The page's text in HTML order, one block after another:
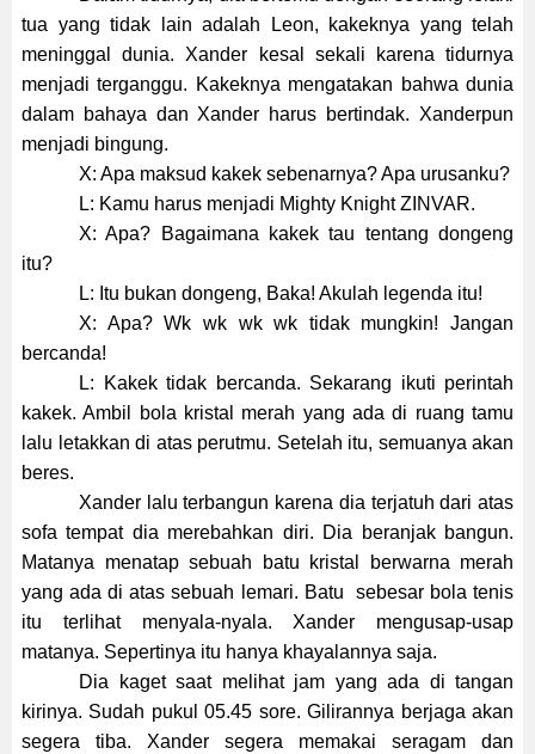
tua yang tidak lain adalah Leon, kakeknya yang telah
meninggal dunia. Xander kesal sekali karena tidurnya
menjadi terganggu. Kakeknya mengatakan bahwa dunia
dalam bahaya dan Xander harus bertindak. Xanderpun
menjadi bingung.
X: Apa maksud kakek sebenarnya? Apa urusanku?
L: Kamu harus menjadi Mighty Knight ZINVAR.
X: Apa? Bagaimana kakek tau tentang dongeng
itu?
L: Itu bukan dongeng, Baka! Akulah legenda itu!
X: Apa? Wk wk wk wk tidak mungkin! Jangan
bercanda!
L: Kakek tidak bercanda. Sekarang ikuti perintah
kakek. Ambil bola kristal merah yang ada di ruang tamu
lalu letakkan di atas perutmu. Setelah itu, semuanya akan
beres.
Xander lalu terbangun karena dia terjatuh dari atas
sofa tempat dia merebahkan diri. Dia beranjak bangun.
Matanya menatap sebuah batu kristal berwarna merah
yang ada di atas sebuah lemari. Batu sebesar bola tenis
itu terlihat menyala-nyala. Xander mengusap-usap
matanya. Sepertinya itu hanya khayalannya saja.
Dia kaget saat melihat jam yang ada di tangan
kirinya. Sudah pukul 05.45 sore. Gilirannya berjaga akan
segera tiba. Xander segera memakai seragam dan